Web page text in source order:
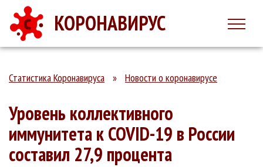
КОРОНАВИРУС
Статистика Коронавируса » Новости о коронавирусе
Уровень коллективного
иммунитета к COVID-19 в России
составил 27,9 процента